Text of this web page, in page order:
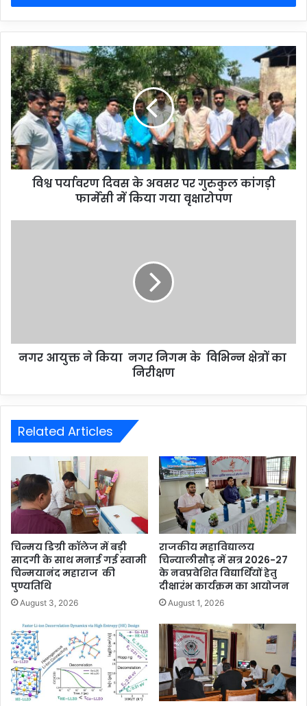
विश्व पर्यावरण दिवस के अवसर पर गुरुकुल कांगड़ी
फार्मेसी में किया गया वृक्षारोपण
नगर आयुक्त ने किया नगर निगम के विभिन्न क्षेत्रों का
निरीक्षण
Related Articles
चिन्मय डिग्री कॉलेज में बड़ी
सादगी के साथ मनाई गई स्वामी
चिन्मयानंद महाराज की
पुण्यतिथि
August 3, 2026
राजकीय महाविद्यालय
चिन्यालीसौड़ में सत्र 2026-27
के नवप्रवेशित विद्यार्थियों हेतु
दीक्षारंभ कार्यक्रम का आयोजन
August 1, 2026